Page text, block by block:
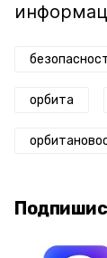
орбита